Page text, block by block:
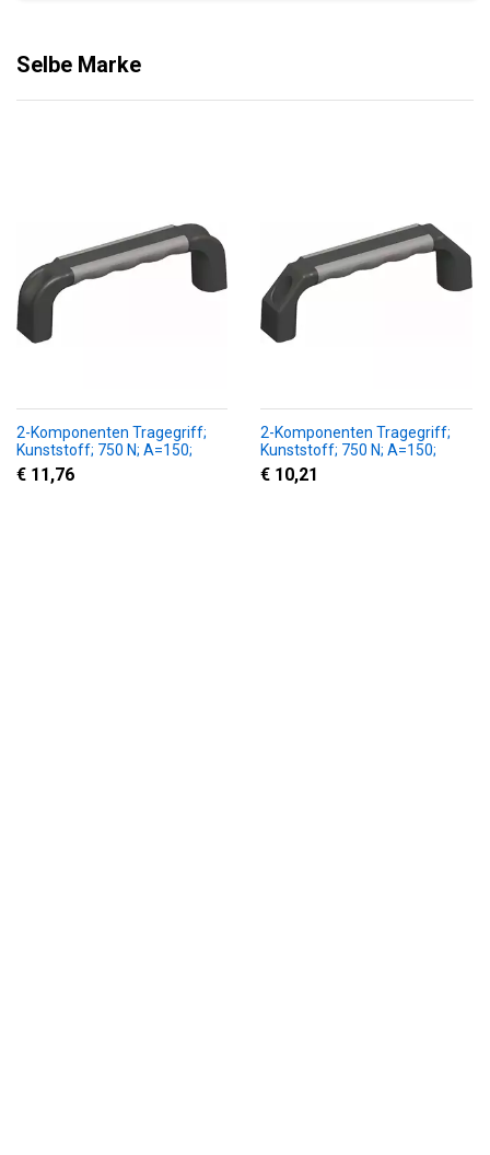
Selbe Marke
2-Komponenten Tragegriff;
Kunststoff; 750 N; A=150;
Rundung; M6;
€ 11,76
2-Komponenten Tragegriff;
Kunststoff; 750 N; A=150;
Schräge;
€ 10,21